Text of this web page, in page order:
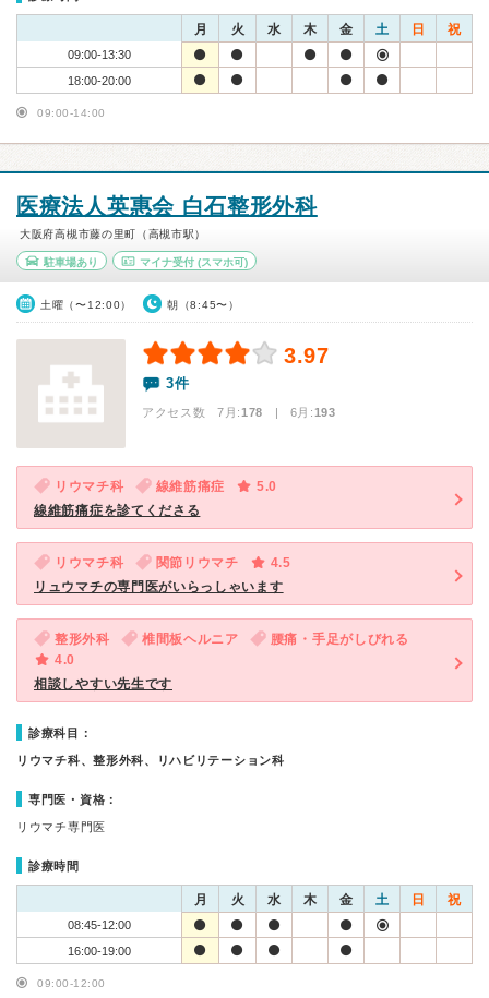
月 火 水 木 金 土 日 祝
09:00-13:30
18:00-20:00
09:00-14:00
医療法人英惠会 白石整形外科
大阪府高槻市藤の里町（高槻市駅）
駐車場あり マイナ受付(スマホ可)
土曜（〜12:00） 朝（8:45〜）
3.97
3件
アクセス数 7月:178 | 6月:193
リウマチ科 線維筋痛症
5.0
線維筋痛症を診てくださる
リウマチ科 関節リウマチ
4.5
リュウマチの専門医がいらっしゃいます
整形外科 椎間板ヘルニア
腰痛・手足がしびれる
4.0
相談しやすい先生です
診療科目：
リウマチ科、整形外科、リハビリテーション科
専門医・資格：
リウマチ専門医
診療時間
月 火 水 木 金 土 日 祝
08:45-12:00
16:00-19:00
09:00-12:00